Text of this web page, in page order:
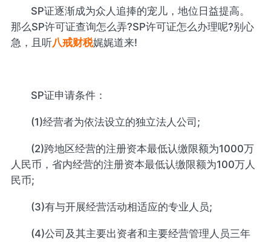
SP证逐渐成为众人追捧的宠儿，地位日益提高。
那么SP许可证查询怎么弄?SP许可证怎么办理呢?别心
急，且听八戒财税娓娓道来!
SP证申请条件：
(1)经营者为依法设立的独立法人公司;
(2)跨地区经营的注册资本最低认缴限额为1000万
人民币，省内经营的注册资本最低认缴限额为100万人
民币;
(3)有与开展经营活动相适应的专业人员;
(4)公司及其主要出资者和主要经营管理人员三年